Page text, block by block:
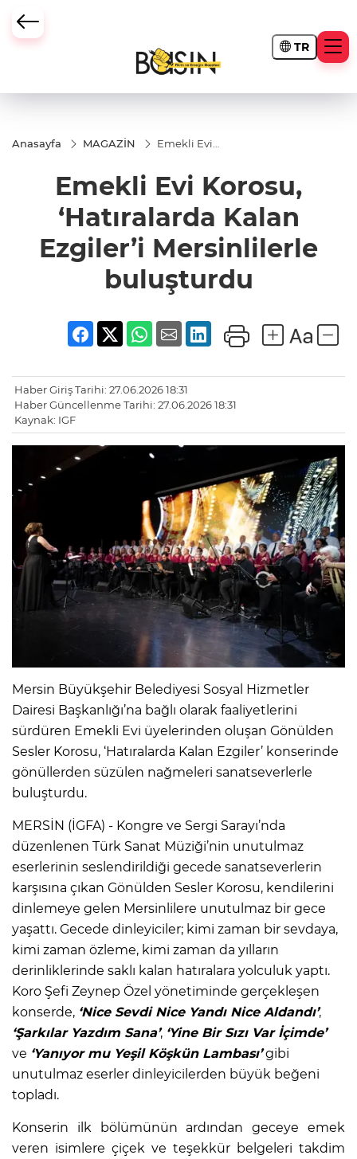
TR
Anasayfa MAGAZİN
Emekli Evi
Kalan
Ezgiler’i
Mersinlilerle
buluşturdu
Emekli Evi Korosu,
‘Hatıralarda Kalan
Ezgiler’i Mersinlilerle
buluşturdu
Haber Giriş Tarihi: 27.06.2026 18:31
Haber Güncellenme Tarihi: 27.06.2026 18:31
Kaynak: IGF
Mersin Büyükşehir Belediyesi Sosyal Hizmetler
Dairesi Başkanlığı’na bağlı olarak faaliyetlerini
sürdüren Emekli Evi üyelerinden oluşan Gönülden
Sesler Korosu, ‘Hatıralarda Kalan Ezgiler’ konserinde
gönüllerden süzülen nağmeleri sanatseverlerle
buluşturdu.
MERSİN (İGFA) - Kongre ve Sergi Sarayı’nda
düzenlenen Türk Sanat Müziği’nin unutulmaz
eserlerinin seslendirildiği gecede sanatseverlerin
karşısına çıkan Gönülden Sesler Korosu, kendilerini
dinlemeye gelen Mersinlilere unutulmaz bir gece
yaşattı. Gecede dinleyiciler; kimi zaman bir sevdaya,
kimi zaman özleme, kimi zaman da yılların
derinliklerinde saklı kalan hatıralara yolculuk yaptı.
Koro Şefi Zeynep Özel yönetiminde gerçekleşen
konserde, ‘Nice Sevdi Nice Yandı Nice Aldandı’,
‘Şarkılar Yazdım Sana’, ‘Yine Bir Sızı Var İçimde’
ve ‘Yanıyor mu Yeşil Köşkün Lambası’gibi
unutulmaz eserler dinleyicilerden büyük beğeni
topladı.
Konserin ilk bölümünün ardından geceye emek
veren isimlere çiçek ve teşekkür belgeleri takdim